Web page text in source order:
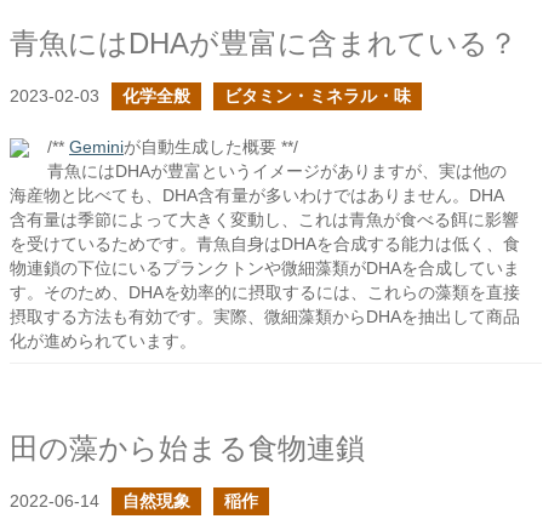
青魚にはDHAが豊富に含まれている？
2023-02-03 化学全般 ビタミン・ミネラル・味
/** Geminiが自動生成した概要 **/
青魚にはDHAが豊富というイメージがありますが、実は他の
海産物と比べても、DHA含有量が多いわけではありません。DHA
含有量は季節によって大きく変動し、これは青魚が食べる餌に影響
を受けているためです。青魚自身はDHAを合成する能力は低く、食
物連鎖の下位にいるプランクトンや微細藻類がDHAを合成していま
す。そのため、DHAを効率的に摂取するには、これらの藻類を直接
摂取する方法も有効です。実際、微細藻類からDHAを抽出して商品
化が進められています。
田の藻から始まる食物連鎖
2022-06-14 自然現象 稲作